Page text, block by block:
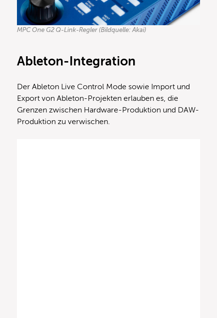
MPC One G2 Q-Link-Regler (Bildquelle: Akai)
Ableton-Integration
Der Ableton Live Control Mode sowie Import und
Export von Ableton-Projekten erlauben es, die
Grenzen zwischen Hardware-Produktion und DAW-
Produktion zu verwischen.